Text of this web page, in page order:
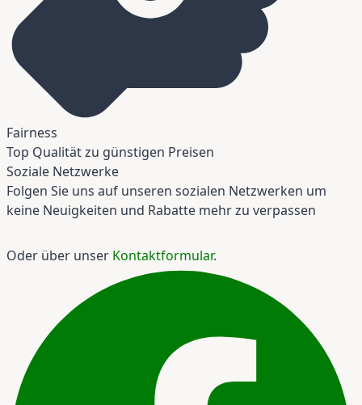
Fairness
Top Qualität zu günstigen Preisen
Soziale Netzwerke
Folgen Sie uns auf unseren sozialen Netzwerken um
keine Neuigkeiten und Rabatte mehr zu verpassen
Oder über unser Kontaktformular.